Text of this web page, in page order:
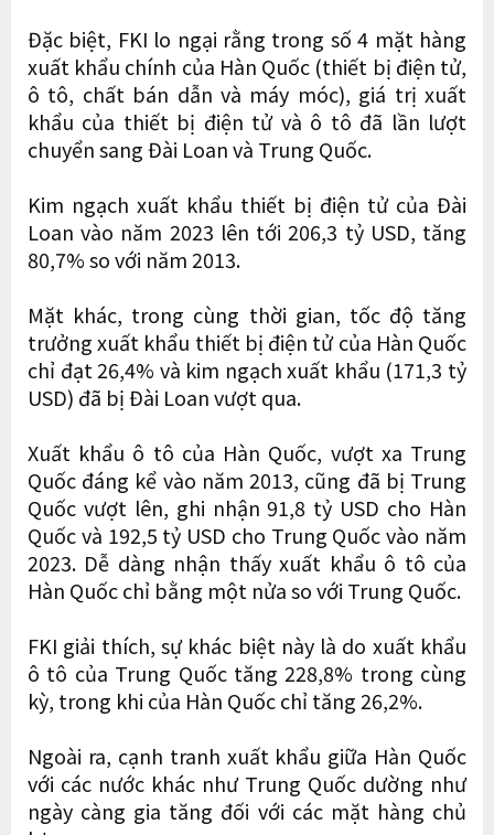
Đặc biệt, FKI lo ngại rằng trong số 4 mặt hàng
xuất khẩu chính của Hàn Quốc (thiết bị điện tử,
ô tô, chất bán dẫn và máy móc), giá trị xuất
khẩu của thiết bị điện tử và ô tô đã lần lượt
chuyển sang Đài Loan và Trung Quốc.
Kim ngạch xuất khẩu thiết bị điện tử của Đài
Loan vào năm 2023 lên tới 206,3 tỷ USD, tăng
80,7% so với năm 2013.
Mặt khác, trong cùng thời gian, tốc độ tăng
trưởng xuất khẩu thiết bị điện tử của Hàn Quốc
chỉ đạt 26,4% và kim ngạch xuất khẩu (171,3 tỷ
USD) đã bị Đài Loan vượt qua.
Xuất khẩu ô tô của Hàn Quốc, vượt xa Trung
Quốc đáng kể vào năm 2013, cũng đã bị Trung
Quốc vượt lên, ghi nhận 91,8 tỷ USD cho Hàn
Quốc và 192,5 tỷ USD cho Trung Quốc vào năm
2023. Dễ dàng nhận thấy xuất khẩu ô tô của
Hàn Quốc chỉ bằng một nửa so với Trung Quốc.
FKI giải thích, sự khác biệt này là do xuất khẩu
ô tô của Trung Quốc tăng 228,8% trong cùng
kỳ, trong khi của Hàn Quốc chỉ tăng 26,2%.
Ngoài ra, cạnh tranh xuất khẩu giữa Hàn Quốc
với các nước khác như Trung Quốc dường như
ngày càng gia tăng đối với các mặt hàng chủ